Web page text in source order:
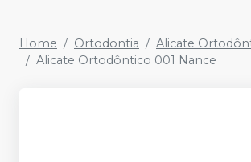
Home Ortodontia
Alicate
Alicate Ortodôntico 001 Nance